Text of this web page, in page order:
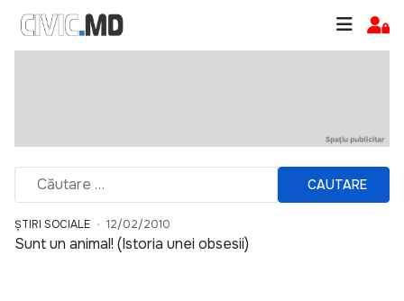
CAUTARE
ȘTIRI SOCIALE 12/02/2010
Sunt un animal! (Istoria unei obsesii)